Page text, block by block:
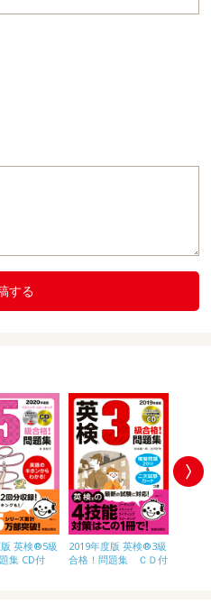
する
英検®5級
集 CD付
2019年度版 英検®3級
合格！問題集 ＣＤ付